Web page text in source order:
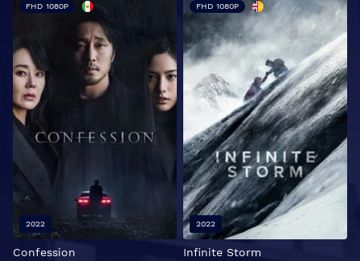
Confession
FHD 1080P
2022
Infinite Storm
FHD 1080P
2022